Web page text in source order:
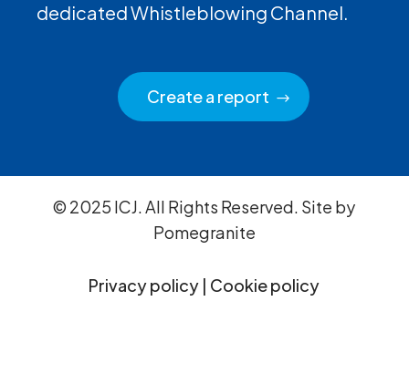
dedicated Whistleblowing Channel.
Create a report
© 2025 ICJ. All Rights Reserved. Site by
Pomegranite
Privacy policy | Cookie policy